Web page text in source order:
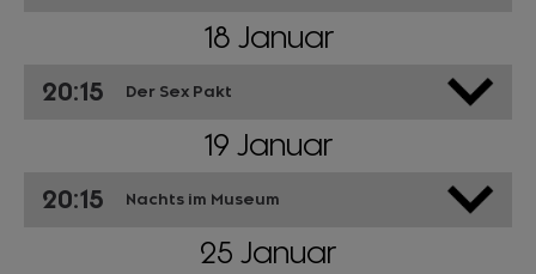
18 Januar
20:15 Der Sex Pakt
19 Januar
20:15 Nachts im Museum
25 Januar